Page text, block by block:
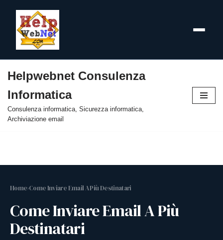
al
contenuto
Helpwebnet Consulenza
Informatica
Consulenza informatica, Sicurezza informatica,
Archiviazione email
Home›Come Inviare Email A Più Destinatari
Come Inviare Email A Più
Destinatari